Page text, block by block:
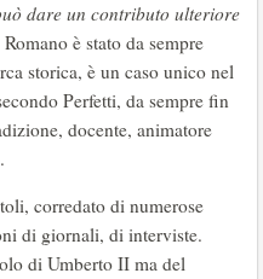
dare un contributo ulteriore
Romano è stato da sempre
storica, è un caso unico nel
Perfetti, da sempre fin
docente, animatore
corredato di numerose
di giornali, di interviste.
di Umberto II ma del